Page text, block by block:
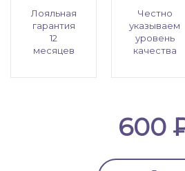
Лояльная
гарантия
12
месяцев
Честно
указываем
уровень
качества
600